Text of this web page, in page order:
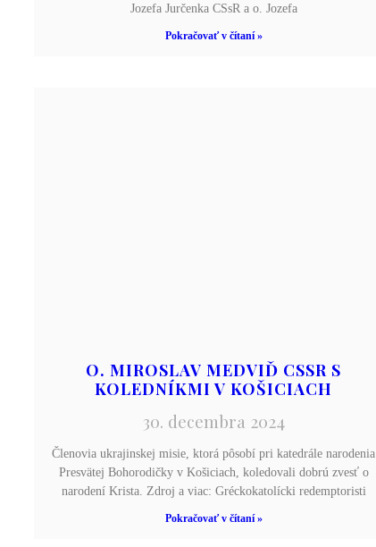
Jozefa Jurčenka CSsR a o. Jozefa
Pokračovať v čítaní »
O. MIROSLAV MEDVIĎ CSSR S
KOLEDNÍKMI V KOŠICIACH
30. decembra 2024
Členovia ukrajinskej misie, ktorá pôsobí pri katedrále narodenia
Presvätej Bohorodičky v Košiciach, koledovali dobrú zvesť o
narodení Krista. Zdroj a viac: Gréckokatolícki redemptoristi
Pokračovať v čítaní »